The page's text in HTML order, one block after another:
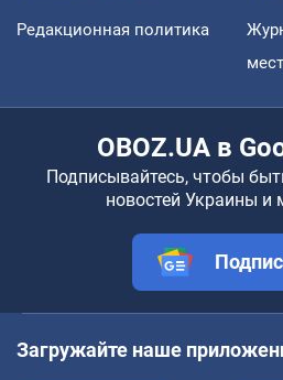
Редакционная политика
OBOZ.UA в
Подписывайтесь, чтобы
новостей Украины и
Загружайте наше